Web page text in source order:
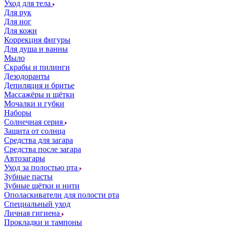
Уход для тела
Для рук
Для ног
Для кожи
Коррекция фигуры
Для душа и ванны
Мыло
Скрабы и пилинги
Дезодоранты
Депиляция и бритье
Массажёры и щётки
Мочалки и губки
Наборы
Солнечная серия
Защита от солнца
Средства для загара
Средства после загара
Автозагары
Уход за полостью рта
Зубные пасты
Зубные щётки и нити
Ополаскиватели для полости рта
Специальный уход
Личная гигиена
Прокладки и тампоны